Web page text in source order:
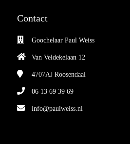
Contact
Goochelaar Paul Weiss
Van Veldekelaan 12
4707AJ Roosendaal
06 13 69 39 69
info@paulweiss.nl